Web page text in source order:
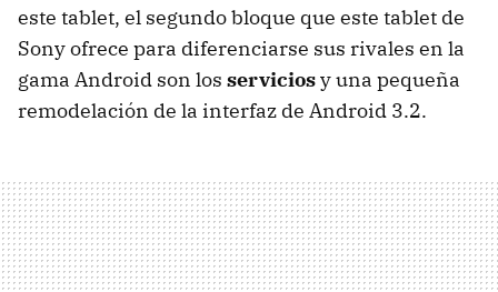
este tablet, el segundo bloque que este tablet de
Sony ofrece para diferenciarse sus rivales en la
gama Android son los serviciosy una pequeña
remodelación de la interfaz de Android 3.2.